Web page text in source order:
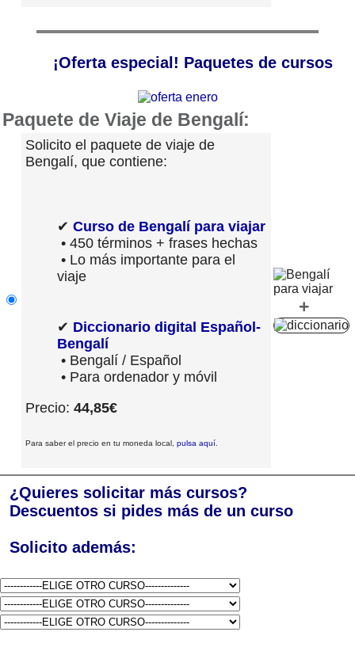
¡Oferta especial! Paquetes de cursos
Paquete de Viaje de Bengalí:
Solicito el paquete de viaje de
Bengalí, que contiene:
✔ Curso de Bengalí para viajar
• 450 términos + frases hechas
• Lo más importante para el
viaje
✔ Diccionario digital Español-
Bengalí
• Bengalí / Español
• Para ordenador y móvil
Precio: 44,85€
Para saber el precio en tu moneda local, pulsa aquí
+
¿Quieres solicitar más cursos?
Descuentos si pides más de un curso
Solicito además: